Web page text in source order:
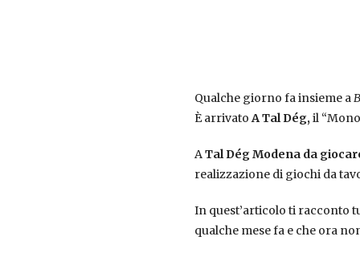
Qualche giorno fa insieme a
È arrivatoA Tal Dég,il
ATal Dég Modena da
realizzazione di giochi da
In quest’articolo ti racconto
qualche mese fa e che ora